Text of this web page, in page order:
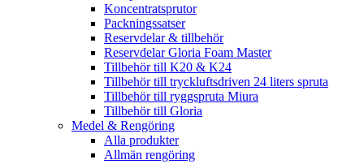
Koncentratsprutor
Packningssatser
Reservdelar & tillbehör
Reservdelar Gloria Foam Master
Tillbehör till K20 & K24
Tillbehör till tryckluftsdriven 24 liters spruta
Tillbehör till ryggspruta Miura
Tillbehör till Gloria
Medel & Rengöring
Alla produkter
Allmän rengöring